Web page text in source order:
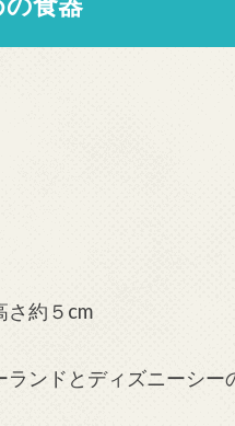
さ約５cm
ンドとディズニーシ